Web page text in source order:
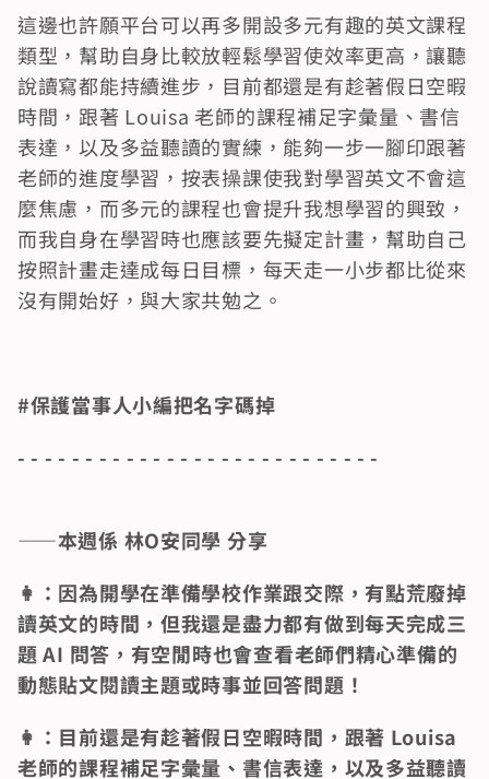
這邊也許願平台可以再多開設多元有趣的英文課程
類型，幫助自身比較放輕鬆學習使效率更高，讓聽
說讀寫都能持續進步，目前都還是有趁著假日空暇
時間，跟著 Louisa 老師的課程補足字彙量、書信
表達，以及多益聽讀的實練，能夠一步一腳印跟著
老師的進度學習，按表操課使我對學習英文不會這
麼焦慮，而多元的課程也會提升我想學習的興致，
而我自身在學習時也應該要先擬定計畫，幫助自己
按照計畫走達成每日目標，每天走一小步都比從來
沒有開始好，與大家共勉之。
#保護當事人小編把名字碼掉
- - - - - - - - - - - - - - - - - - - - - - - - - - -
——本週係 林O安同學 分享
👩：因為開學在準備學校作業跟交際，有點荒廢掉
讀英文的時間，但我還是盡力都有做到每天完成三
題 AI 問答，有空閒時也會查看老師們精心準備的
動態貼文閱讀主題或時事並回答問題！
👩：目前還是有趁著假日空暇時間，跟著 Louisa
老師的課程補足字彙量、書信表達，以及多益聽讀